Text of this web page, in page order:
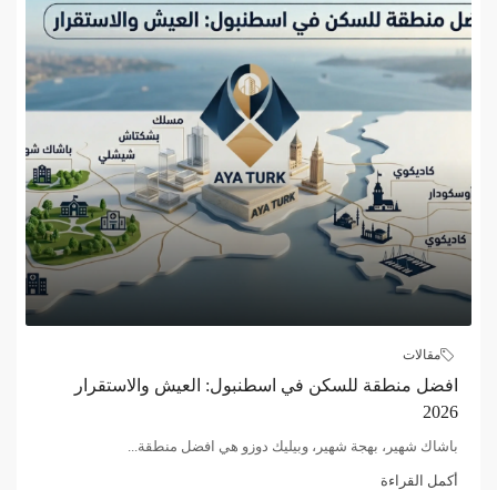
مقالات
افضل منطقة للسكن في اسطنبول: العيش والاستقرار
2026
باشاك شهير، بهجة شهير، وبيليك دوزو هي افضل منطقة...
أكمل القراءة